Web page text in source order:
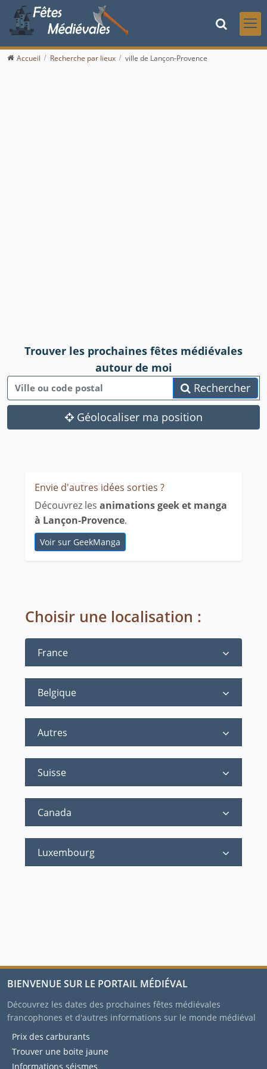
Accueil Recherche par lieux ville de Lançon-Provence
Trouver les prochaines fêtes médiévales
autour de moi
Rechercher
Géolocaliser ma position
Envie d'autres idées sorties ?
Découvrez les animations geek et manga
à Lançon-Provence.
Voir sur GeekManga
Choisir une localisation :
France
Belgique
Autres
Suisse
Canada
Luxembourg
BIENVENUE SUR LE PORTAIL MÉDIÉVAL
Découvrez les dates des prochaines fêtes médiévales
francophones et d'autres informations sur le monde médiéval
Prix des carburants
Trouver une boite jaune
Informations séismes